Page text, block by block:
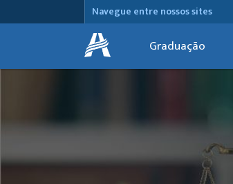
Navegue entre nossos sites
Graduação